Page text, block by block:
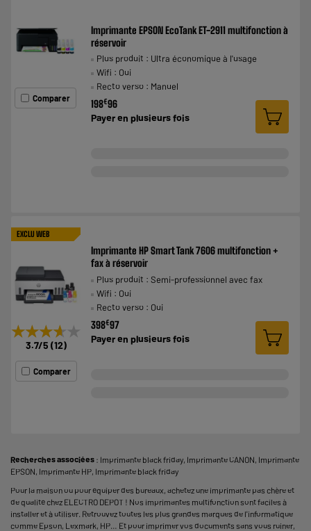
Comparer
Imprimante EPSON EcoTank ET-2911 multifonction à
réservoir
Plus produit : Ultra économique à l'usage
Wifi : Oui
Recto verso : Manuel
198€96
Payer en plusieurs fois
EXCLU WEB
★★★★★
★★★★★
3.7/5 (12)
Comparer
Imprimante HP Smart Tank 7606 multifonction +
fax à réservoir
Plus produit : Semi-professionnel avec fax
Wifi : Oui
Recto verso : Oui
398€97
Payer en plusieurs fois
Recherches associées : Imprimante black friday, Imprimante CANON, Imprimante
EPSON, Imprimante HP, Imprimante black friday
Pour la maison ou pour équiper des bureaux, achetez une imprimante pas chère et
de qualité chez ELECTRO DEPOT ! Nos imprimantes multifonction sont faciles à
installer et à utiliser. Retrouvez toutes les plus grandes marques de l'informatique
comme Epson, Lexmark, HP… Et pour imprimer vos documents sans vous ruiner,